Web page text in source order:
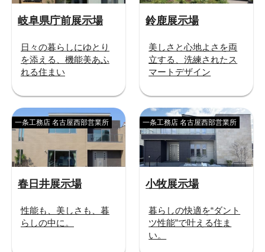
岐阜県庁前展示場
日々の暮らしにゆとり
を添える、機能美あふ
れる住まい
鈴鹿展示場
美しさと心地よさを両
立する、洗練されたス
マートデザイン
春日井展示場
一条工務店 名古屋西部営業所
性能も、美しさも、暮
らしの中に。
小牧展示場
一条工務店 名古屋西部営業所
暮らしの快適を“ダント
ツ性能”で叶える住ま
い。